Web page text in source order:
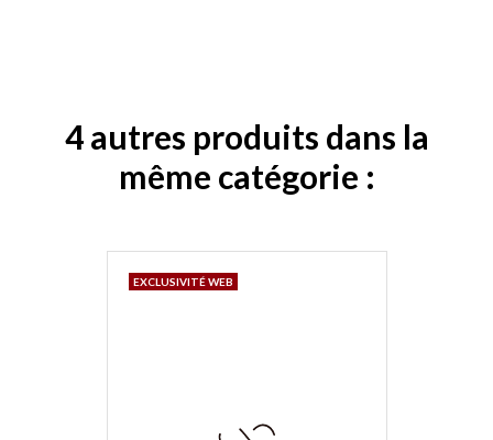
4 autres produits dans la
même catégorie :
EXCLUSIVITÉ WEB